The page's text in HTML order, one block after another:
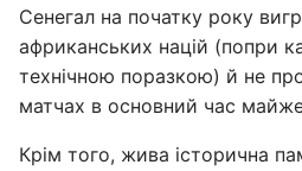
Сенегал на початку року
африканських націй (попри
технічною поразкою) й не
матчах в основний час
Крім того, жива історична